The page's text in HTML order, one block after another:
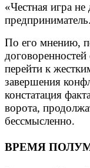
«Честная игра
предприниматель.
По его мнению,
перейти к
завершения
констатация
ворота,
бессмысленно.
ВРЕМЯ